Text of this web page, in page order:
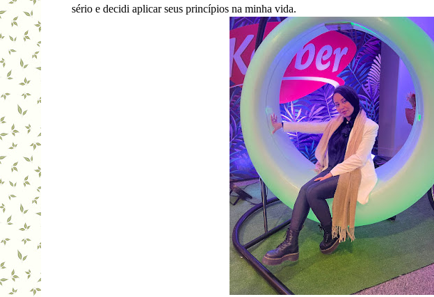
sério e decidi aplicar seus princípios na minha vida.